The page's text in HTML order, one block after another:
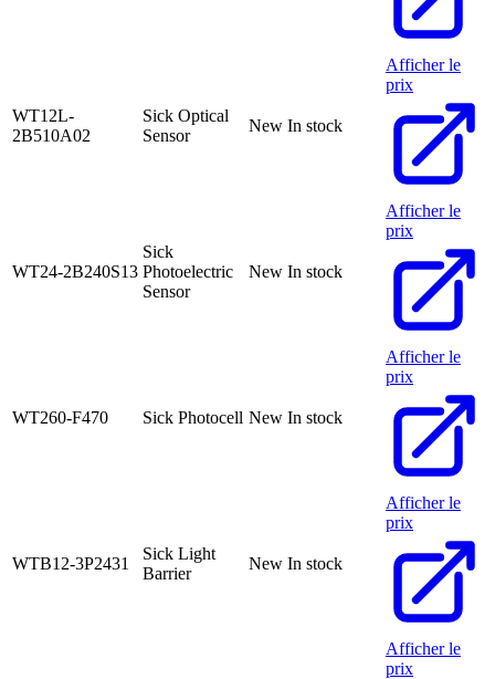
WT12L-
2B510A02
Sick Optical
Sensor
New In stock
Afficher le
prix
WT24-2B240S13
Sick
Photoelectric
Sensor
New In stock
Afficher le
prix
WT260-F470 Sick Photocell New In stock
Afficher le
prix
WTB12-3P2431
Sick Light
Barrier
New In stock
Afficher le
prix
Afficher le
prix